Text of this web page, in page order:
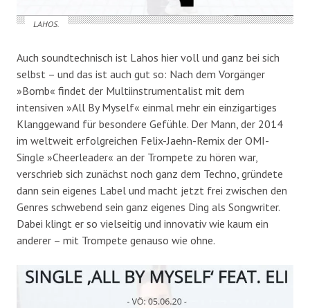
LAHOS.
Auch soundtechnisch ist Lahos hier voll und ganz bei sich
selbst – und das ist auch gut so: Nach dem Vorgänger
»Bomb« findet der Multiinstrumentalist mit dem
intensiven »All By Myself« einmal mehr ein einzigartiges
Klanggewand für besondere Gefühle. Der Mann, der 2014
im weltweit erfolgreichen Felix-Jaehn-Remix der OMI-
Single »Cheerleader« an der Trompete zu hören war,
verschrieb sich zunächst noch ganz dem Techno, gründete
dann sein eigenes Label und macht jetzt frei zwischen den
Genres schwebend sein ganz eigenes Ding als Songwriter.
Dabei klingt er so vielseitig und innovativ wie kaum ein
anderer – mit Trompete genauso wie ohne.